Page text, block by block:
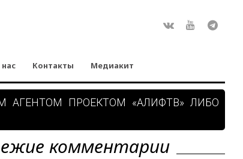
Контакты Медиакит
АГЕНТОМ ПРОЕКТОМ «АЛИФТВ» ЛИБО
комментарии